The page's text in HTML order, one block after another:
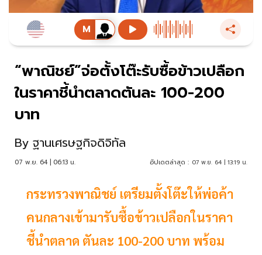
“พาณิชย์”จ่อตั้งโต๊ะรับซื้อข้าวเปลือก
ในราคาชี้นำตลาดตันละ 100-200
บาท
By ฐานเศรษฐกิจดิจิทัล
07 พ.ย. 64 | 06:13 น. อัปเดตล่าสุด : 07 พ.ย. 64 | 13:19 น.
กระทรวงพาณิชย์ เตรียมตั้งโต๊ะให้พ่อค้า
คนกลางเข้ามารับซื้อข้าวเปลือกในราคา
ชี้นำตลาด ตันละ 100-200 บาท พร้อม